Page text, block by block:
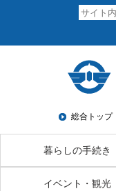
総合トップ
暮らしの手続き
イベント・観光